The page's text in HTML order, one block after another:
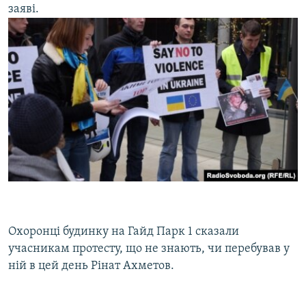
заяві.
Охоронці будинку на Гайд Парк 1 сказали
учасникам протесту, що не знають, чи перебував у
ній в цей день Рінат Ахметов.